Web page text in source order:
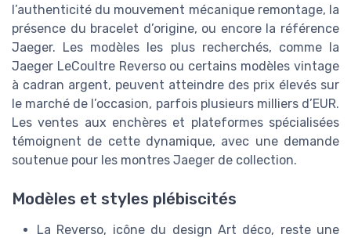
l’authenticité du mouvement mécanique remontage, la
présence du bracelet d’origine, ou encore la référence
Jaeger. Les modèles les plus recherchés, comme la
Jaeger LeCoultre Reverso ou certains modèles vintage
à cadran argent, peuvent atteindre des prix élevés sur
le marché de l’occasion, parfois plusieurs milliers d’EUR.
Les ventes aux enchères et plateformes spécialisées
témoignent de cette dynamique, avec une demande
soutenue pour les montres Jaeger de collection.
Modèles et styles plébiscités
La Reverso, icône du design Art déco, reste une